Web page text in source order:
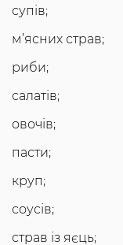
супів;
м’ясних страв;
риби;
салатів;
овочів;
пасти;
круп;
соусів;
страв із яєць;